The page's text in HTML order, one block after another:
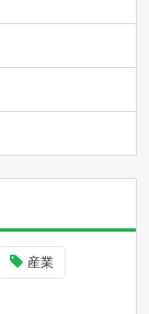
産業